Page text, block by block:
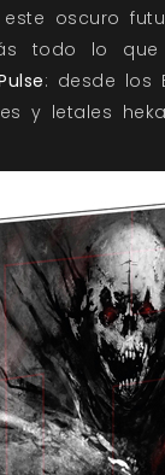
oscuro
todo lo
: desde los
y letales